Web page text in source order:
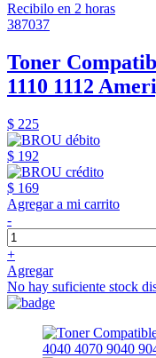
Recibilo en 2 horas
387037
Toner
1110 1112
$ 225
$ 192
$ 169
Agregar a mi carrito
-
+
Agregar
No hay suficiente stock